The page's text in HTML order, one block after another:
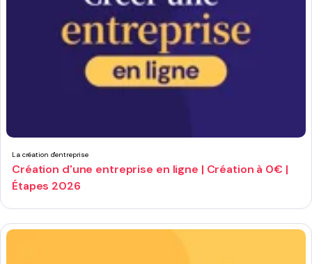
La création d'entreprise
Création d'une entreprise en ligne | Création à 0€ |
Étapes 2026